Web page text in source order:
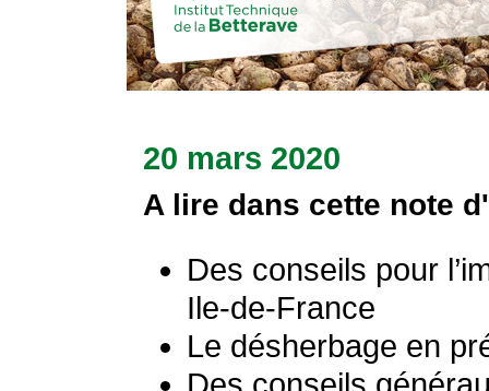
20 mars 2020
A lire dans cette note
Des conseils pour
Ile-de-France
Le désherbage en